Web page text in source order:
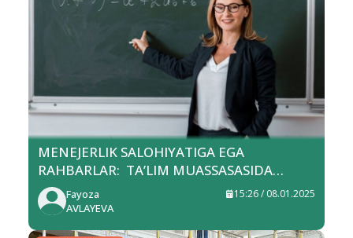
MENEJERLIK SALOHIYATIGA EGA
RAHBARLAR: TA’LIM MUASSASASIDA
NIMALARNI O‘ZGARTIRA OLADI?
Fayoza
AVLAYEVA
15:26 / 08.01.2025